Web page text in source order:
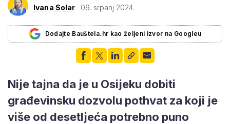
Ivana Solar 09. srpanj 2024.
Dodajte Bauštela.hr kao željeni izvor na Googleu
Nije tajna da je u Osijeku dobiti
građevinsku dozvolu pothvat za koji je
više od desetljeća potrebno puno